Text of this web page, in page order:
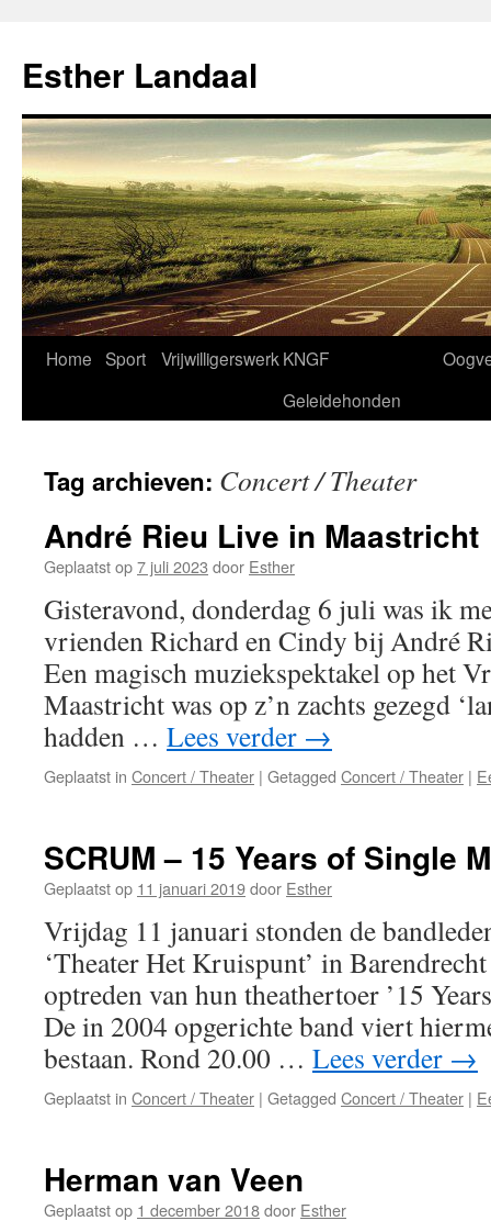
de
inhoud
Esther Landaal
Home Sport Vrijwilligerswerk KNGF
Geleidehonden
Tag archieven: Concert / Theater
André Rieu Live in Maastricht
Geplaatst op7 juli 2023 door Esther
Gisteravond, donderdag 6 juli was ik
vrienden Richard en Cindy bij André
Een magisch muziekspektakel op het
Maastricht was op z’n zachts gezegd
hadden … Lees verder →
Geplaatst in Concert / Theater | Getagged Concert / Theater |
SCRUM – 15 Years of Single
Geplaatst op 11 januari 2019door Esther
Vrijdag 11 januari stonden de
‘Theater Het Kruispunt’ in
optreden van hun theathertoer ’15
De in 2004 opgerichte band viert
bestaan. Rond 20.00 … Lees verder →
Geplaatst in Concert / Theater | Getagged Concert / Theater |
Herman van Veen
Geplaatst op 1 december 2018door Esther